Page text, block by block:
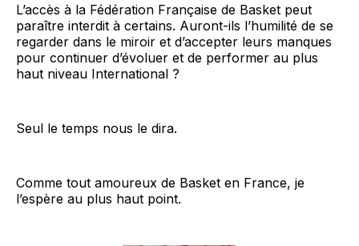
L’accès à la Fédération Française de Basket peut
paraître interdit à certains. Auront-ils l’humilité de se
regarder dans le miroir et d’accepter leurs manques
pour continuer d’évoluer et de performer au plus
haut niveau International ?
Seul le temps nous le dira.
Comme tout amoureux de Basket en France, je
l’espère au plus haut point.